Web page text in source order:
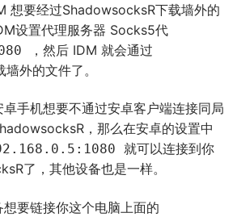
想要经过ShadowsocksR下载墙外的
设置代理服务器 Socks5代
，然后 IDM 就会通过
外的文件了。
手机想要不通过安卓客户端连接同局
，那么在安卓的设置中
就可以连接到你
了，其他设备也是一样。
要链接你这个电脑上面的